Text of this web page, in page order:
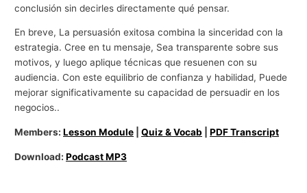
conclusión sin decirles directamente qué pensar.
En breve, La persuasión exitosa combina la sinceridad con la
estrategia. Cree en tu mensaje, Sea transparente sobre sus
motivos, y luego aplique técnicas que resuenen con su
audiencia. Con este equilibrio de confianza y habilidad, Puede
mejorar significativamente su capacidad de persuadir en los
negocios..
Members:Lesson Module |Quiz & Vocab |PDF Transcript
Download:Podcast MP3